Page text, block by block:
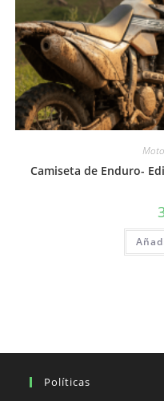
Camiseta de Enduro-
Políticas